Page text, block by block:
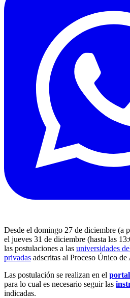
Desde el domingo 27 de diciembre (a
el jueves 31 de diciembre (hasta las
las postulaciones a las universidades
privadas adscritas al Proceso Único
Las postulación se realizan en el
para lo cual es necesario seguir las
indicadas.